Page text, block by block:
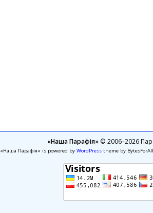
«Наша Парафія»© 2006–2026
«Наша Парафія» is powered by WordPresstheme by